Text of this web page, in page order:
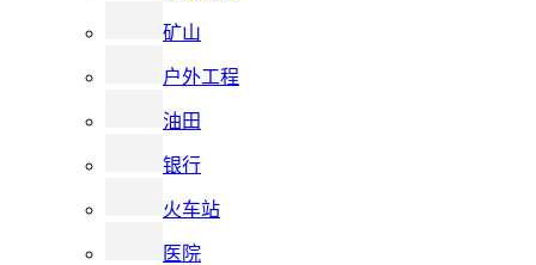
矿山
户外工程
油田
银行
火车站
医院